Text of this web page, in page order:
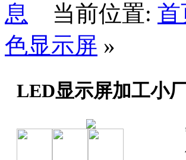
当前位置: 首
色显示屏 »
LED显示屏加工小